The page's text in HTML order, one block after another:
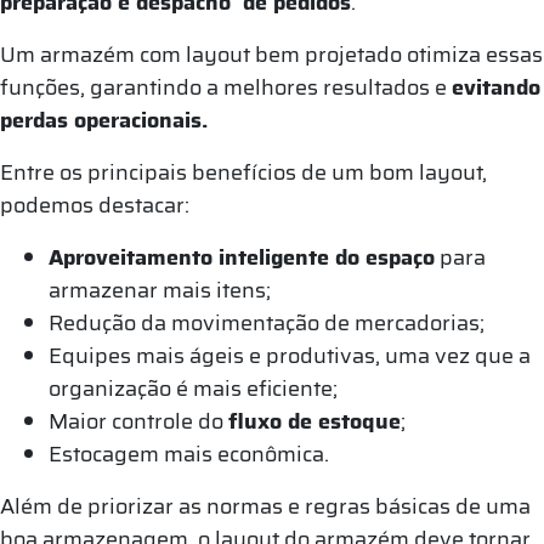
Um armazém com layout bem projetado otimiza essas
funções, garantindo a melhores resultados eevitando
perdas operacionais.
Entre os principais benefícios de um bom layout,
podemos destacar:
Aproveitamento inteligente do espaçopara
armazenar mais itens;
Redução da movimentação de mercadorias;
Equipes mais ágeis e produtivas, uma vez que a
organização é mais eficiente;
Maior controle dofluxo de estoque;
Estocagem mais econômica.
Além de priorizar as normas e regras básicas de uma